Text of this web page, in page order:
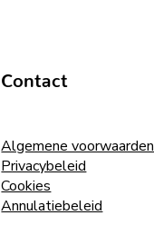
Contact
Algemene voorwaarden
Privacybeleid
Cookies
Annulatiebeleid